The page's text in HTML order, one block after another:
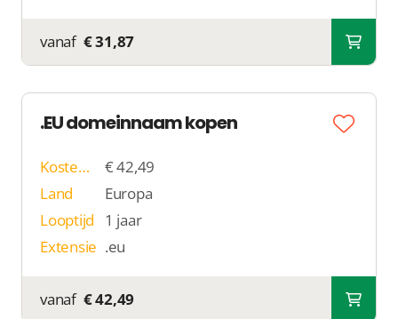
vanaf € 31,87
.EU domeinnaam kopen
Kosten p/j
€ 42,49
Land
Europa
Looptijd
1 jaar
Extensie .eu
vanaf € 42,49